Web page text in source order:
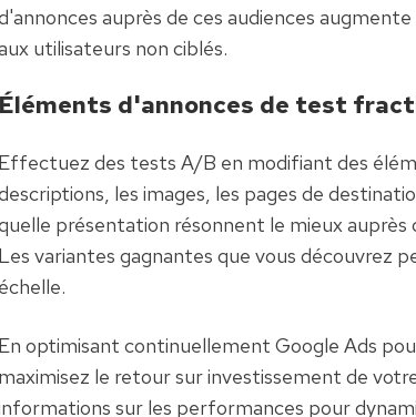
auprès de ces audiences
utilisateurs non ciblés.
Éléments d'annonces de test
Effectuez des tests A/B en modifiant des
les images, les pages de
présentation résonnent le mieux
Les variantes gagnantes que vous découvrez
échelle.
En optimisant continuellement Google Ads
maximisez le retour sur investissement de
sur les performances pour